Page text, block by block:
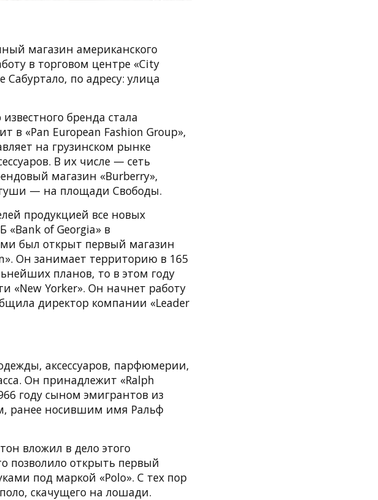
магазин американского
в торговом центре «City
по адресу: улица
бренда стала
в «Pan European Fashion Group»,
на грузинском рынке
В их числе — сеть
магазин «Burberry»,
— на площади Свободы.
продукцией все новых
«Bank of Georgia» в
был открыт первый магазин
Он занимает территорию в 165
планов, то в этом году
«New Yorker». Он начнет работу
директор компании «Leader
аксессуаров, парфюмерии,
Он принадлежит «Ralph
году сыном эмигрантов из
ранее носившим имя Ральф
вложил в дело этого
позволило открыть первый
под маркой «Polo». С тех пор
скачущего на лошади.